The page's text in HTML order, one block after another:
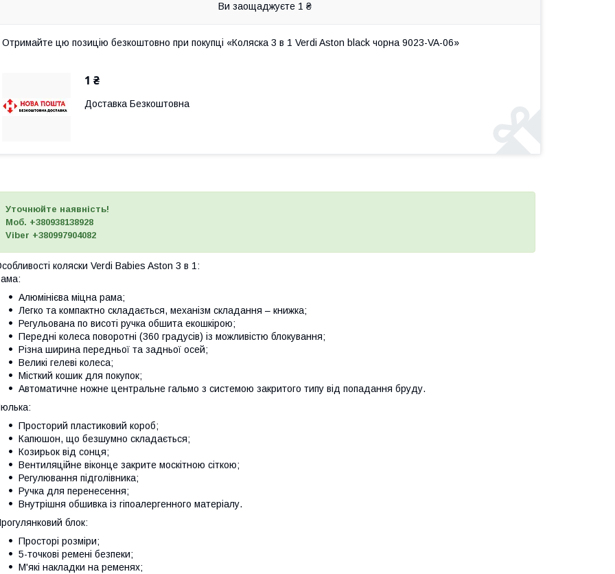
Ви заощаджуєте 1 ₴
Отримайте цю позицію безкоштовно при покупці «Коляска 3 в 1 Verdi Aston black чорна 9023-VA-06»
1 ₴
Доставка Безкоштовна
Уточнюйте наявність!
Моб. +380938138928
Viber +380997904082
коляски Verdi Babies Aston 3 в 1:
Алюмінієва міцна рама;
Легко та компактно складається, механізм складання – книжка;
Регульована по висоті ручка обшита екошкірою;
Передні колеса поворотні (360 градусів) із можливістю блокування;
Різна ширина передньої та задньої осей;
Великі гелеві колеса;
Місткий кошик для покупок;
Автоматичне ножне центральне гальмо з системою закритого типу від попадання бруду.
Просторий пластиковий короб;
Капюшон, що безшумно складається;
Козирьок від сонця;
Вентиляційне віконце закрите москітною сіткою;
Регулювання підголівника;
Ручка для перенесення;
Внутрішня обшивка із гіпоалергенного матеріалу.
блок:
Просторі розміри;
5-точкові ремені безпеки;
М'які накладки на ременях;